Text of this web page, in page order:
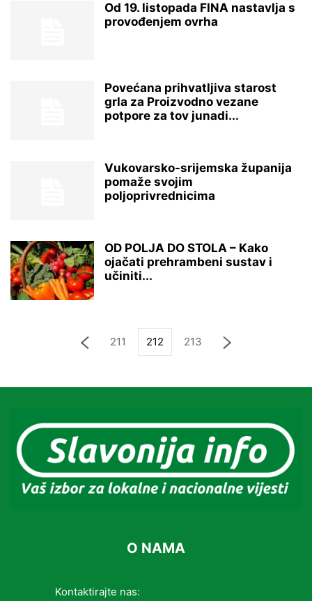
Od 19. listopada FINA nastavlja s
provođenjem ovrha
Povećana prihvatljiva starost
grla za Proizvodno vezane
potpore za tov junadi...
Vukovarsko-srijemska županija
pomaže svojim
poljoprivrednicima
OD POLJA DO STOLA – Kako
ojačati prehrambeni sustav i
učiniti...
211 212 213
O NAMA
Kontaktirajte nas: